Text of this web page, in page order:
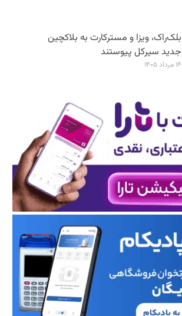
بلک‌راک، ویزا و مسترکارت به بلاکچین
جدید سیرکل پیوستند
۱۴ مرداد ۱۴۰۵